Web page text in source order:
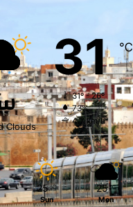
Clouds
31℃
31º - 26º
73%
4.7 km/h
25 ℃
Sun
25 ℃
Mon